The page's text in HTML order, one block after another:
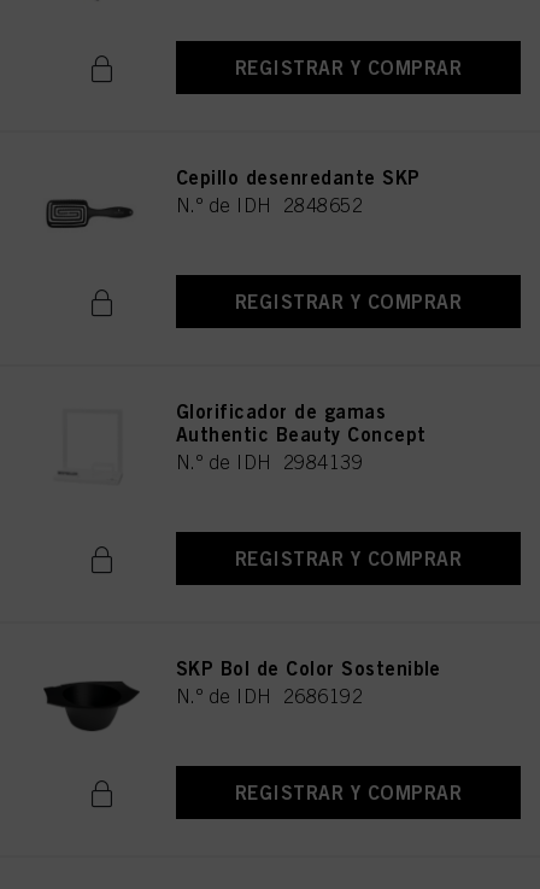
REGISTRAR Y COMPRAR
Cepillo desenredante SKP
N.º de IDH 2848652
REGISTRAR Y COMPRAR
Glorificador de gamas
Authentic Beauty Concept
N.º de IDH 2984139
REGISTRAR Y COMPRAR
SKP Bol de Color Sostenible
N.º de IDH 2686192
REGISTRAR Y COMPRAR